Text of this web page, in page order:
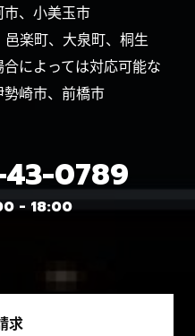
、小美玉市
楽町、大泉町、桐生
によっては対応可能な
崎市、前橋市
0789
- 18:00
求